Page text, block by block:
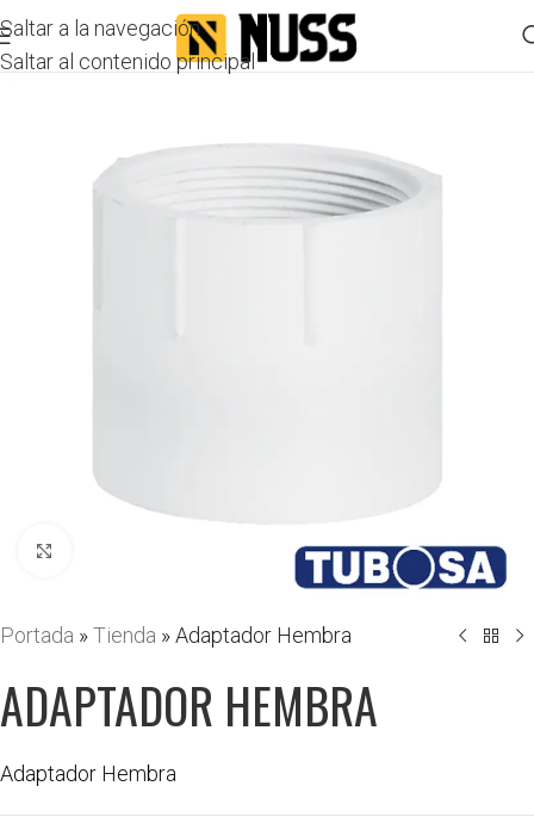
Saltar a la navegación
Saltar al contenido principal
Portada »Tienda »Adaptador Hembra
ADAPTADOR HEMBRA
Adaptador Hembra